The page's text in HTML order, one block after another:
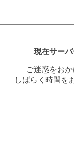
現在サーバ
ご迷惑をお
しばらく時間を